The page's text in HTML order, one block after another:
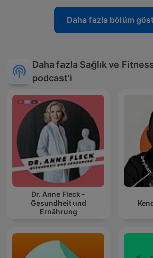
Daha fazla bölüm
Daha fazla Sağlık ve
podcast'i
Dr. Anne Fleck -
Gesundheit und
Ernährung